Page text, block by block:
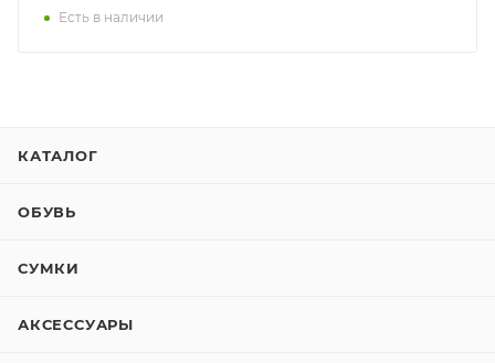
Есть в наличии
КАТАЛОГ
ОБУВЬ
СУМКИ
АКСЕССУАРЫ